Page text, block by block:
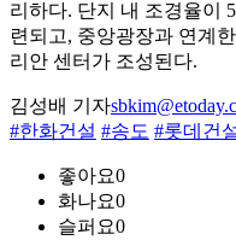
리하다. 단지 내 조경율이
련되고, 중앙광장과 연계
리안 센터가 조성된다.
김성배 기자
#한화건설 #송도 #롯데건
좋아요0
화나요0
슬퍼요0